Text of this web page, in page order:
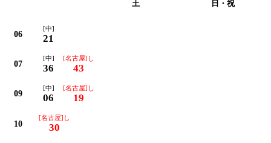
土 日・祝
06
[中]
21
07
[中]
36
[名古屋]し
43
09
[中]
06
[名古屋]し
19
10
[名古屋]し
30